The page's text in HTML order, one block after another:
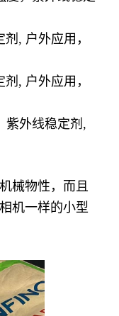
, 户外应用，
, 户外应用，
紫外线稳定剂,
械物性，而且
机一样的小型